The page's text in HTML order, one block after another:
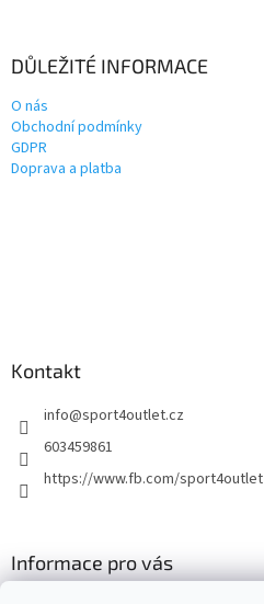
DŮLEŽITÉ INFORMACE
O nás
Obchodní podmínky
GDPR
Doprava a platba
Kontakt
info@sport4outlet.cz
603459861
https://www.fb.com/sport4outlet
Informace pro vás